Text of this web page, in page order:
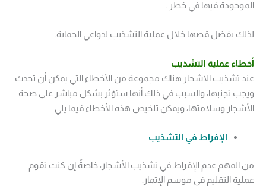
الموجودة فيها في خطر .
لذلك يفضل قصها خلال عملية التشذيب لدواعي الحماية.
أخطاء عملية التشذيب
عند تشذيب الاشجار هناك مجموعة من الأخطاء التي يمكن أن تحدث
ويجب تجنبها، والسبب في ذلك أنها ستؤثر بشكل مباشر على صحة
الأشجار وسلامتها، ويمكن تلخيص هذه الأخطاء فيما يلي :
الإفراط في التشذيب
من المهم عدم الإفراط في تشذيب الأشجار، خاصةً إن كنت تقوم
عملية التقليم في موسم الإثمار.